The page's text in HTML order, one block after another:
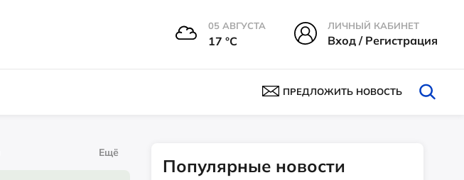
05 АВГУСТА
17 °С
ЛИЧНЫЙ КАБИНЕТ
Вход / Регистрация
ПРЕДЛОЖИТЬ НОВОСТЬ
Ещё
Популярные новости